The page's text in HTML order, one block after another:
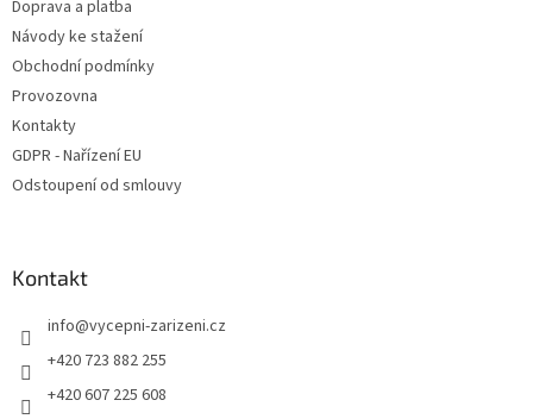
Doprava a platba
Návody ke stažení
Obchodní podmínky
Provozovna
Kontakty
GDPR - Nařízení EU
Odstoupení od smlouvy
Kontakt
info@vycepni-zarizeni.cz
+420 723 882 255
+420 607 225 608